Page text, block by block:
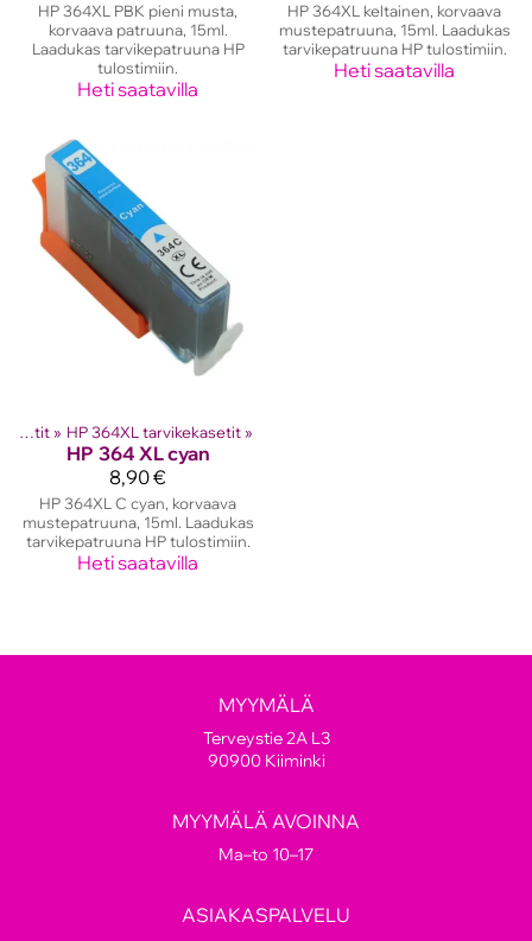
HP 364XL PBK pieni musta,
korvaava patruuna, 15ml.
Laadukas tarvikepatruuna HP
tulostimiin.
Heti saatavilla
HP 364XL keltainen, korvaava
mustepatruuna, 15ml. Laadukas
tarvikepatruuna HP tulostimiin.
Heti saatavilla
HP mustekasetit ‪» HP 364XL tarvikekasetit ‪»
HP 364 XL cyan
8,90 €
HP 364XL C cyan, korvaava
mustepatruuna, 15ml. Laadukas
tarvikepatruuna HP tulostimiin.
Heti saatavilla
MYYMÄLÄ
Terveystie 2A L3
90900 Kiiminki
MYYMÄLÄ AVOINNA
Ma–to 10–17
ASIAKASPALVELU